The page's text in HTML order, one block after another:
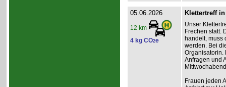
05.06.2026
12 km
4 kg CO2e
Klettertreff
Unser
Frechen statt.
handelt, muss
werden. Bei
Organisatorin.
Anfragen und
Frauen jeden